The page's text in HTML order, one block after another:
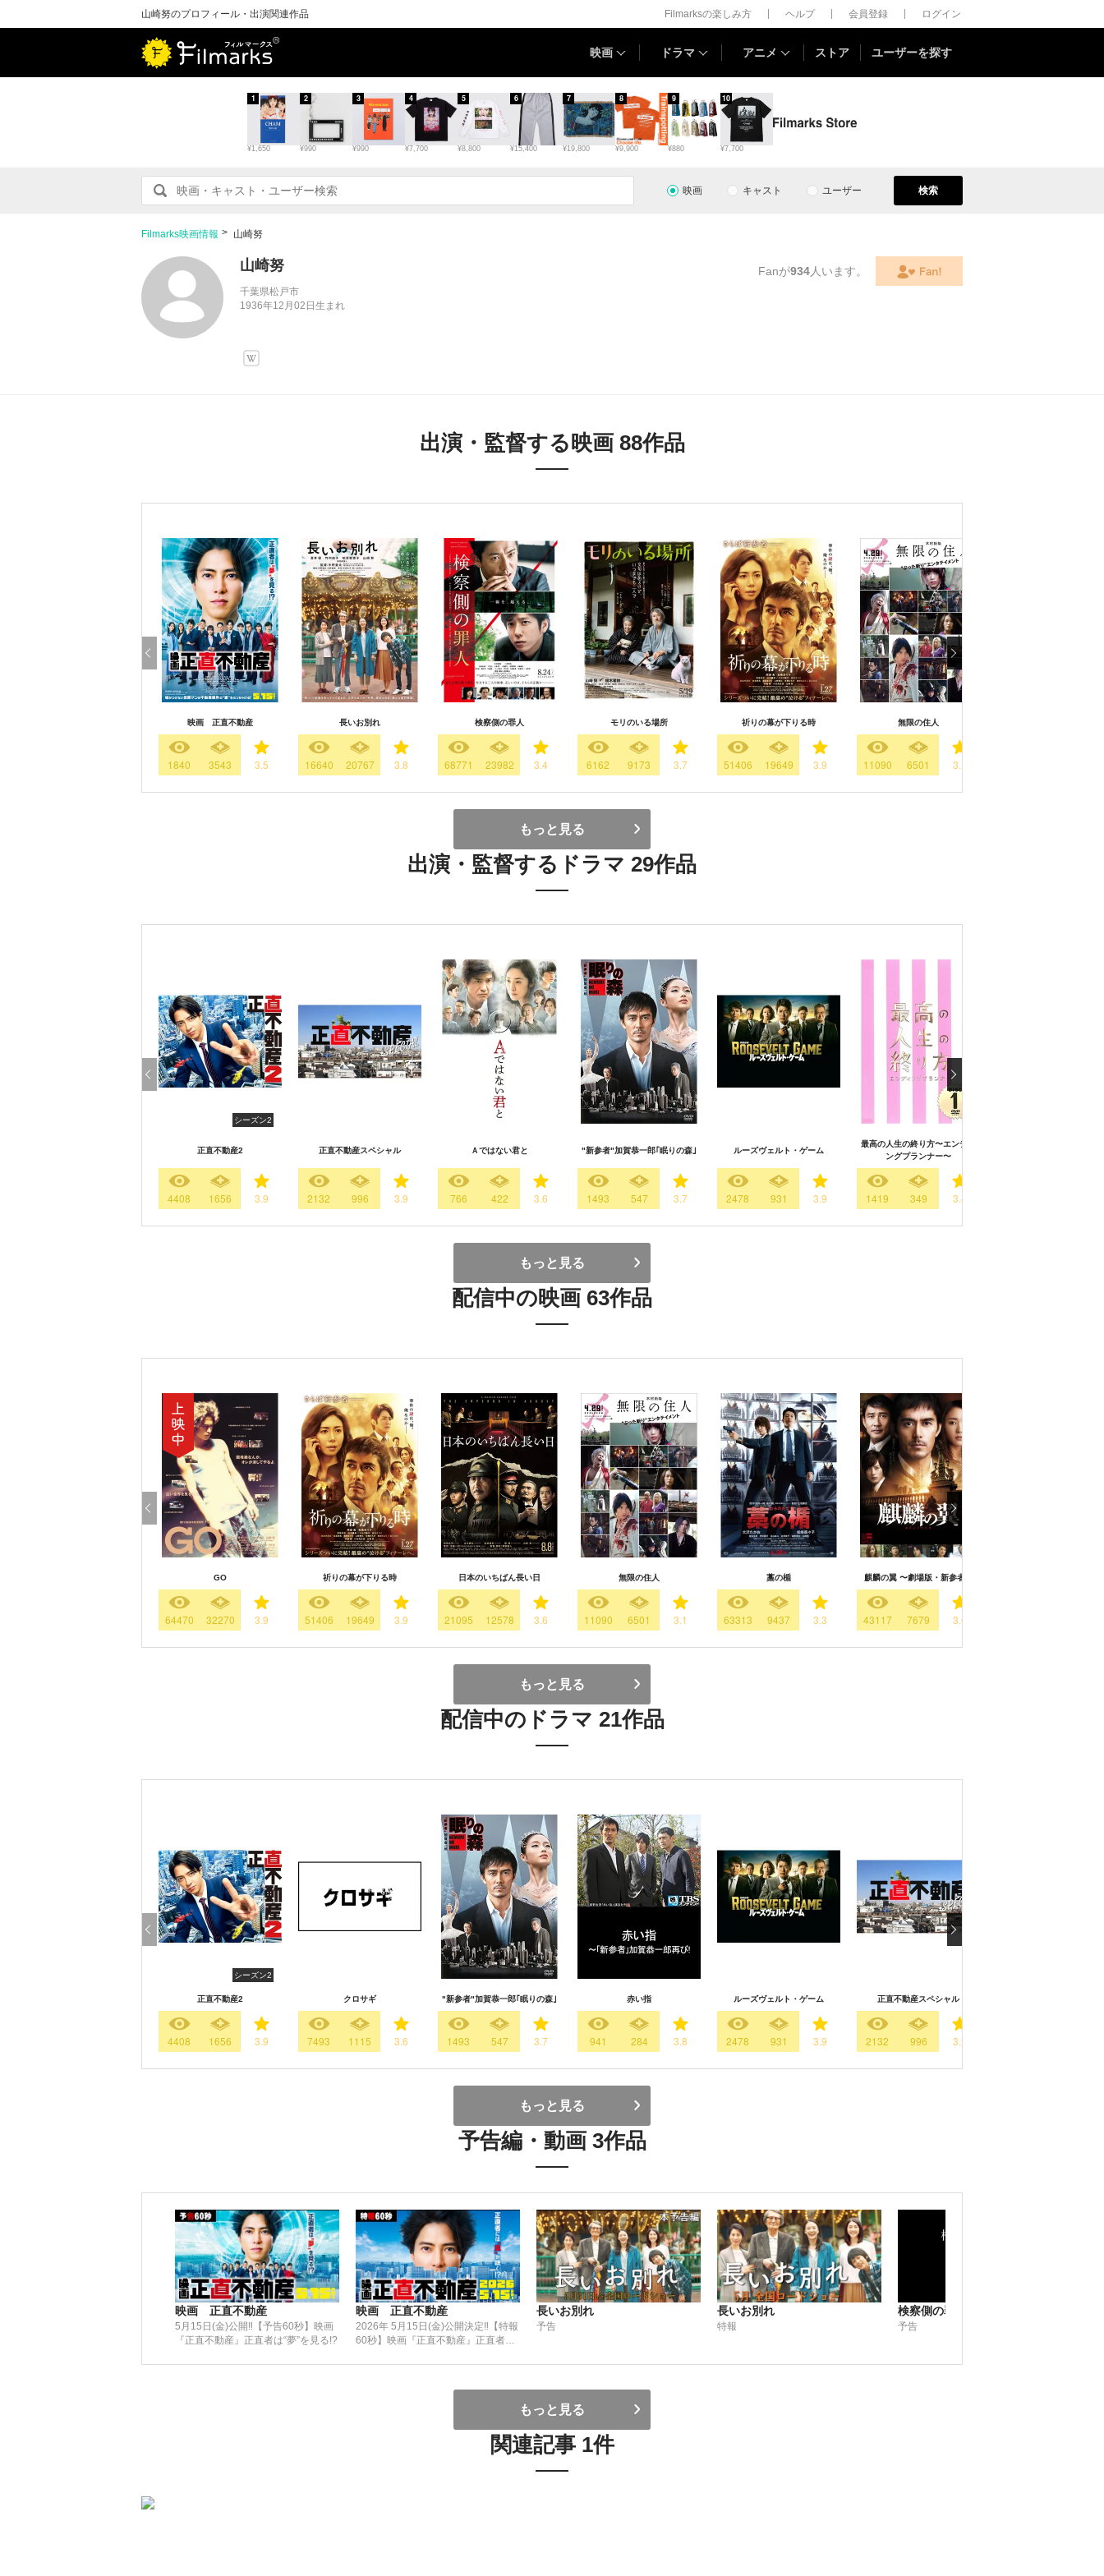
山崎努のプロフィール・出演関連作品 Filmarksの楽しみ方 ヘルプ 会員登録 ログイン
映画 ドラマ アニメ ストア ユーザーを探す
¥1,650
1
¥990
2
¥990
3
¥7,700
4
¥8,800
5
¥15,400
6
¥19,800
7
¥9,900
8
¥880
9
¥7,700
10
映画 キャスト ユーザー 検索
Filmarks映画情報 山崎努
山崎努
千葉県松戸市
1936年12月02日生まれ
Fanが934人います。
出演・監督する映画 88作品
映画 正直不動産
1840 3543 3.5
長いお別れ
16640 20767 3.8
検察側の罪人
68771 23982 3.4
モリのいる場所
6162 9173 3.7
祈りの幕が下りる時
51406 19649 3.9
無限の住人
11090 6501 3.1
もっと見る
出演・監督するドラマ 29作品
シーズン2
正直不動産2
4408 1656 3.9
正直不動産スペシャル
2132 996 3.9
Ａではない君と
766 422 3.6
"新参者"加賀恭一郎｢眠りの森｣
1493 547 3.7
ルーズヴェルト・ゲーム
2478 931 3.9
最高の人生の終り方〜エンディ
ングプランナー〜
1419 349 3.4
もっと見る
配信中の映画 63作品
GO
64470 32270 3.9
祈りの幕が下りる時
51406 19649 3.9
日本のいちばん長い日
21095 12578 3.6
無限の住人
11090 6501 3.1
藁の楯
63313 9437 3.3
麒麟の翼 〜劇場版・新参者〜
43117 7679 3.6
もっと見る
配信中のドラマ 21作品
シーズン2
正直不動産2
4408 1656 3.9
クロサギ
7493 1115 3.6
"新参者"加賀恭一郎｢眠りの森｣
1493 547 3.7
赤い指
941 284 3.8
ルーズヴェルト・ゲーム
2478 931 3.9
正直不動産スペシャル
2132 996 3.9
もっと見る
予告編・動画 3作品
映画 正直不動産
5月15日(金)公開‼【予告60秒】映画
『正直不動産』正直者は“夢”を見る!?
映画 正直不動産
2026年 5月15日(金)公開決定‼【特報
60秒】映画『正直不動産』正直者に
長いお別れ
予告
長いお別れ
特報
検察側の罪人
予告
もっと見る
関連記事 1件